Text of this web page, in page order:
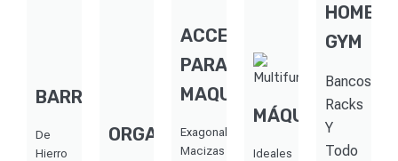
BARRAS
De
Hierro
ORGANIZADORES
ACCESORIOS
PARA
MAQUINAS
Exagonales,
Macizas
MÁQUINAS
Ideales
HOME
GYM
Bancos,
Racks
Y
Todo